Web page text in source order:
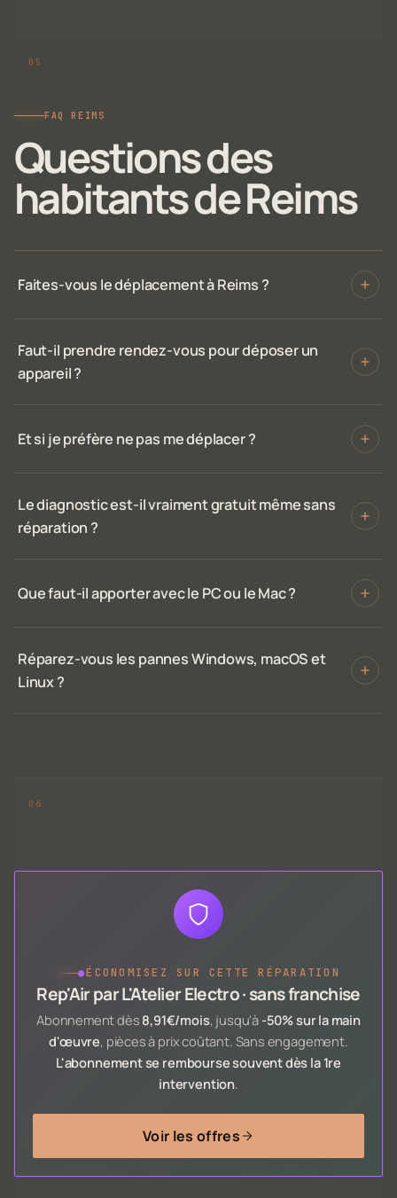
FAQ REIMS
Questions des
habitants de Reims
Faites-vous le déplacement à Reims ?
Faut-il prendre rendez-vous pour déposer un
appareil ?
Et si je préfère ne pas me déplacer ?
Le diagnostic est-il vraiment gratuit même sans
réparation ?
Que faut-il apporter avec le PC ou le Mac ?
Réparez-vous les pannes Windows, macOS et
Linux ?
●ÉCONOMISEZ SUR CETTE RÉPARATION
Rep'Air par L'Atelier Electro · sans franchise
Abonnement dès 8,91€/mois, jusqu'à -50% sur la main
d'œuvre, pièces à prix coûtant. Sans engagement.
L'abonnement se rembourse souvent dès la 1re
intervention.
Voir les offres